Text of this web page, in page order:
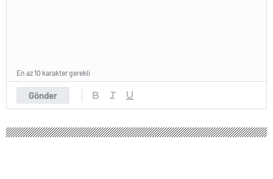
Gönder
En az 10 karakter gerekli